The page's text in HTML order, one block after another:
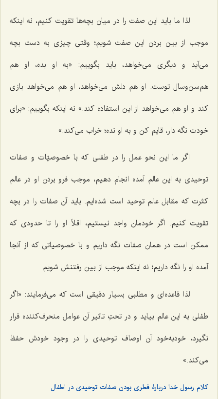
لذا ما باید این صفت را در میان بچه‌ها تقویت کنیم، نه اینکه
موجب از بین بردن این صفت شویم؛ وقتی چیزی به دست بچه
می‌آید و دیگری می‌خواهد، باید بگوییم: «به او بده، او هم
هم‌سن‌وسال توست. او هم دلش می‌خواهد، او هم می‌خواهد بازی
کند و او هم می‌خواهد از این استفاده کند.» نه اینکه بگوییم: «برای
خودت نگه دار، قایم کن و به او نده؛ خراب می‌کند.»
اگر ما این نحو عمل را در طفلی که با خصوصیّات و صفات
توحیدی به این عالم آمده انجام دهیم، موجب فرو بردن او در عالم
کثرت که مقابل عالم توحید است شده‌ایم. باید آن صفات را در بچه
تقویت کنیم. اگر خودمان واجد نیستیم، اقلاً او را تا حدودی که
ممکن است در همان صفات نگه داریم و با خصوصیاتی که از آنجا
آمده او را نگه داریم؛ نه اینکه موجب از بین رفتنش شویم.
لذا قاعده‌ای و مطلبی بسیار دقیقی است که می‌فرمایند: «اگر
طفلی به این عالم بیاید و در تحتِ تاثیر آن عوامل منحرف‌کننده قرار
نگیرد، خودبه‌خود آن اوصاف توحیدی را در وجود خودش حفظ
می‌کند.»
کلام رسول خدا دربارۀ فطری بودن صفات توحیدی در اطفال